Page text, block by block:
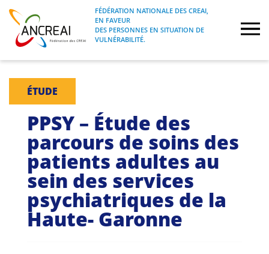
Skip
content
ANCREAI
FÉDÉRATION NATIONALE DES CREAI, EN
FAVEUR DES PERSONNES EN SITUATION
FÉDÉRATION NATIONALE DES CREAI,
EN FAVEUR
DES PERSONNES EN SITUATION DE
VULNÉRABILITÉ.
À propos
Journées nationales
Formations
Projets Fédéraux
ÉTUDE
PPSY – Étude des
parcours de soins des
patients adultes au
sein des services
psychiatriques de la
Haute- Garonne